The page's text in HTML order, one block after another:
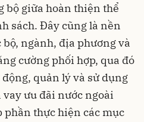
bộ giữa hoàn thiện thể
sách. Đây cũng là nền
ngành, địa phương và
cường phối hợp, qua đó
quản lý và sử dụng
vay ưu đãi nước ngoài
thực hiện các mục